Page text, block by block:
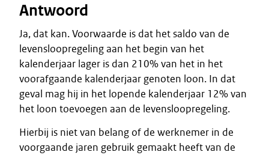
Antwoord
Ja, dat kan. Voorwaarde is dat het saldo van de
levensloopregeling aan het begin van het
kalenderjaar lager is dan 210% van het in het
voorafgaande kalenderjaar genoten loon. In dat
geval mag hij in het lopende kalenderjaar 12% van
het loon toevoegen aan de levensloopregeling.
Hierbij is niet van belang of de werknemer in de
voorgaande jaren gebruik gemaakt heeft van de